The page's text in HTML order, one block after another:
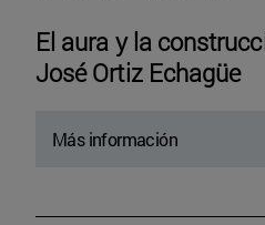
El aura y la
José Ortiz Echagüe
Más información